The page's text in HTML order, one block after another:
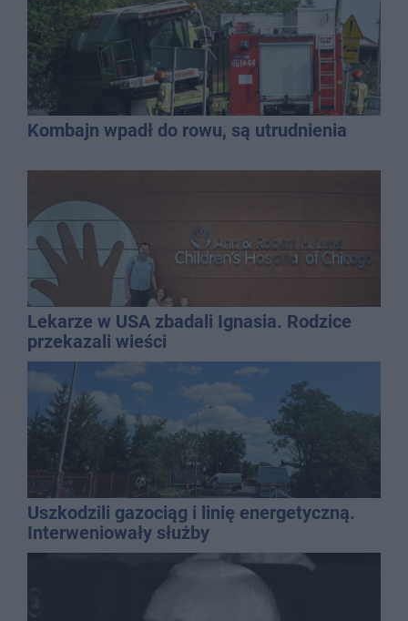
Kombajn wpadł do rowu, są utrudnienia
Lekarze w USA zbadali Ignasia. Rodzice
przekazali wieści
Uszkodzili gazociąg i linię energetyczną.
Interweniowały służby